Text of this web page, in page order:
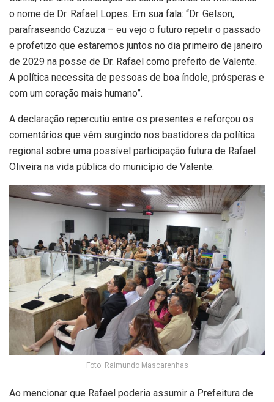
o nome de Dr. Rafael Lopes. Em sua fala: “Dr. Gelson,
parafraseando Cazuza – eu vejo o futuro repetir o passado
e profetizo que estaremos juntos no dia primeiro de janeiro
de 2029 na posse de Dr. Rafael como prefeito de Valente.
A política necessita de pessoas de boa índole, prósperas e
com um coração mais humano”.
A declaração repercutiu entre os presentes e reforçou os
comentários que vêm surgindo nos bastidores da política
regional sobre uma possível participação futura de Rafael
Oliveira na vida pública do município de Valente.
Foto: Raimundo Mascarenhas
Ao mencionar que Rafael poderia assumir a Prefeitura de